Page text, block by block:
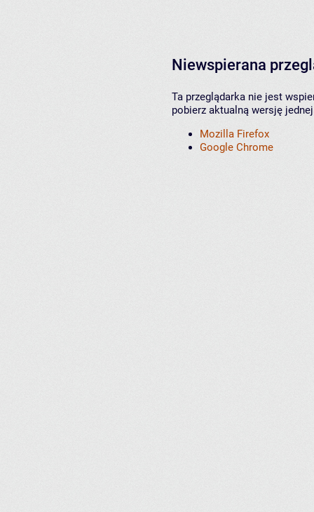
Niewspierana
Ta przeglądarka nie jest
pobierz aktualną wersję
Mozilla Firefox
Google Chrome